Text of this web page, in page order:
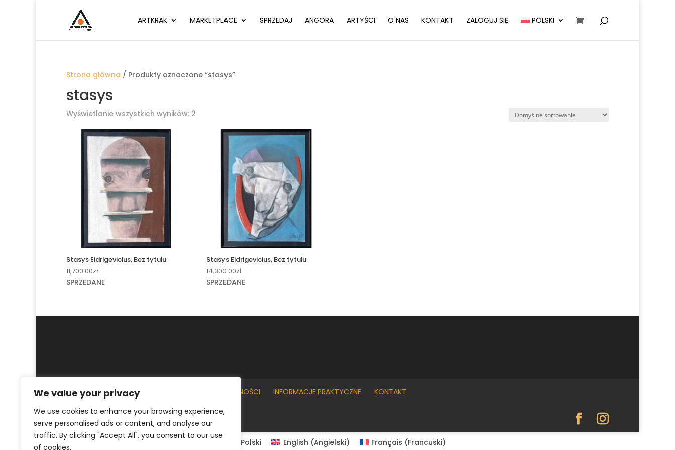
We value your privacy
We use cookies to enhance your browsing experience,
serve personalised ads or content, and analyse our
traffic. By clicking "Accept All", you consent to our use
of cookies.
ARTKRAK MARKETPLACE SPRZEDAJ ANGORA ARTYŚCI O NAS KONTAKT ZALOGUJ SIĘ POLSKI
Strona główna / Produkty oznaczone “stasys”
stasys
Wyświetlanie wszystkich wyników: 2
Stasys Eidrigevicius, Bez tytułu
11,700.00zł
SPRZEDANE
Stasys Eidrigevicius, Bez tytułu
14,300.00zł
SPRZEDANE
MOJE KONTO REGULAMIN POLITYKA PRYWATNOŚCI INFORMACJE PRAKTYCZNE KONTAKT
© ArtKrak Auction House 2023
Polski English (Angielski) Français (Francuski)